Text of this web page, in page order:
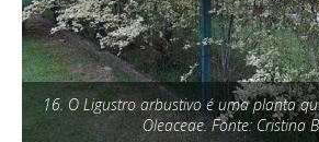
16. O Ligustro arbustivo é uma planta
Oleaceae. Fonte: Cristina